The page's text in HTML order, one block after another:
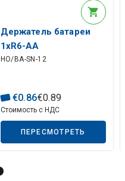
Держатель батареи
1xR6-AA
HO/BA-SN-12
€0.86€0.89
Стоимость с НДС
ПЕРЕСМОТРЕТЬ